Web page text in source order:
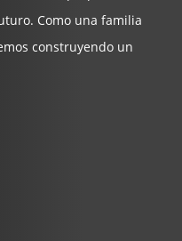
Como una familia
construyendo un